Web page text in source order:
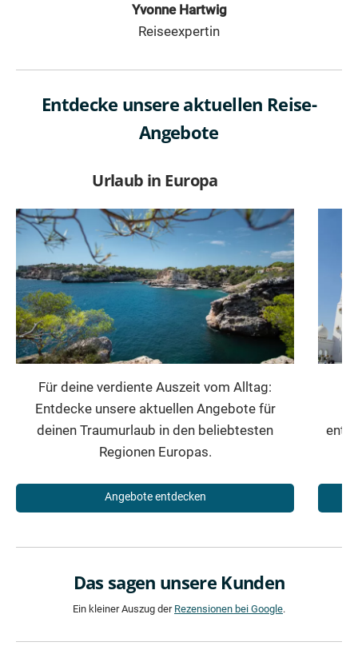
Yvonne Hartwig
Reiseexpertin
Entdecke unsere aktuellen Reise-
Angebote
Urlaub in Europa
Für deine verdiente Auszeit vom Alltag:
Entdecke unsere aktuellen Angebote für
deinen Traumurlaub in den beliebtesten
Regionen Europas.
Angebote entdecken
Das sagen unsere Kunden
Ein kleiner Auszug der Rezensionen bei Google.